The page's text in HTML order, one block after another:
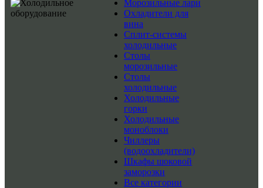
Морозильные лари
Охладители для
вина
Сплит-системы
холодильные
Столы
морозильные
Столы
холодильные
Холодильные
горки
Холодильные
моноблоки
Чиллеры
(водоохладители)
Шкафы шоковой
заморозки
Все категории